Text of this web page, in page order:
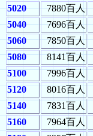
5020
7880百人
5040
7696百人
5060
7850百人
5080
8141百人
5100
7996百人
5120
8016百人
5140
7831百人
5160
7964百人